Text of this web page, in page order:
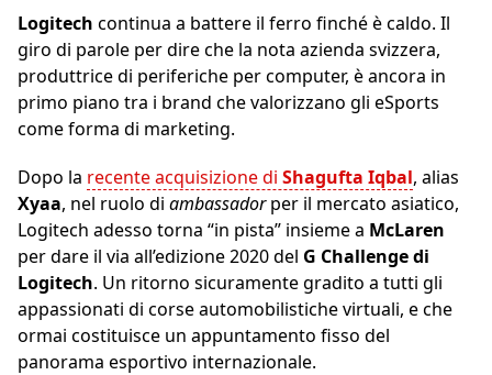
Logitech continua a battere il ferro finché è caldo. Il
giro di parole per dire che la nota azienda svizzera,
produttrice di periferiche per computer, è ancora in
primo piano tra i brand che valorizzano gli eSports
come forma di marketing.
Dopo la recente acquisizione di Shagufta Iqbal, alias
Xyaa, nel ruolo di ambassadorper il mercato asiatico,
Logitech adesso torna “in pista” insieme a McLaren
per dare il via all’edizione 2020 del G Challenge di
Logitech. Un ritorno sicuramente gradito a tutti gli
appassionati di corse automobilistiche virtuali, e che
ormai costituisce un appuntamento fisso del
panorama esportivo internazionale.